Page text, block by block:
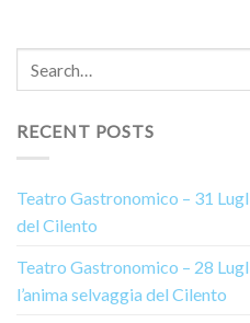
RECENT POSTS
Teatro Gastronomico – 31
del Cilento
Teatro Gastronomico – 28
l’anima selvaggia del Cilento